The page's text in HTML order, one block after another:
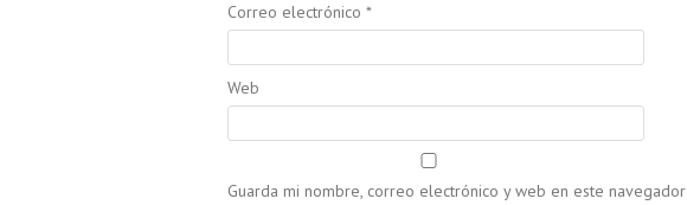
Correo electrónico *
Web
Guarda mi nombre, correo electrónico y web en este